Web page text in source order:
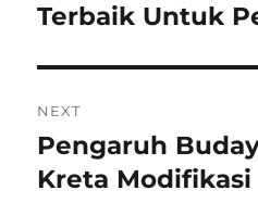
post:
Terbaik Untuk
NEXT
Next
post:
Pengaruh
Kreta Modifikasi